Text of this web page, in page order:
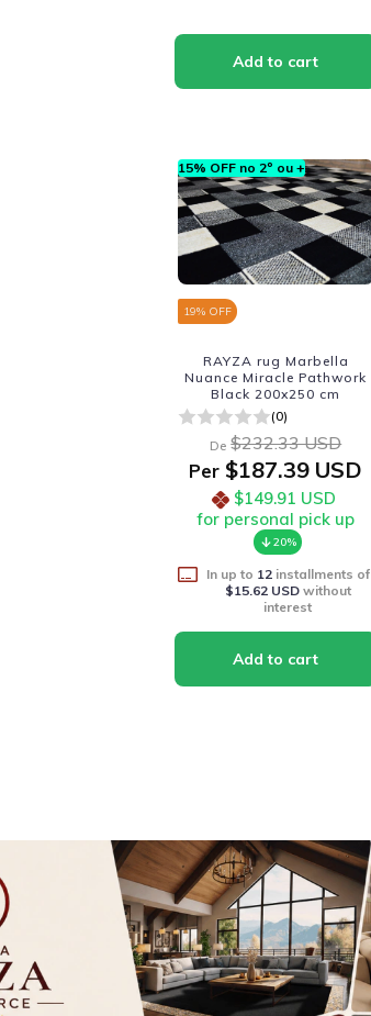
15% OFF no 2º ou +
19% OFF
RAYZA rug Marbella
Nuance Miracle Pathwork
Black 200x250 cm
(0)
De $232.33 USD
Per $187.39 USD
$149.91 USD
for personal pick up
20%
In up to 12installments of
$15.62 USDwithout
interest